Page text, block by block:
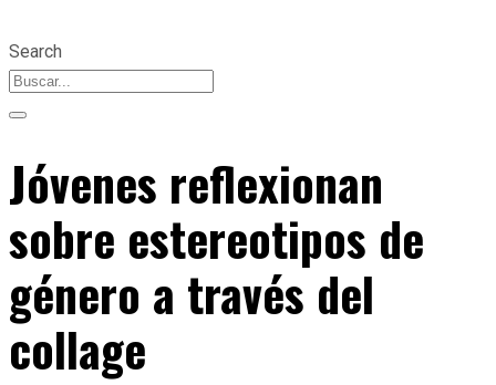
Search
Jóvenes reflexionan
sobre estereotipos de
género a través del
collage